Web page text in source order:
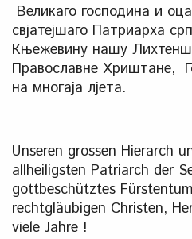
Великаго господина и
свјатејшаго Патриарха
Књежевину нашу
Православне Хриштане,
на многаја лјета.
Unseren grossen Hierarch
allheiligsten Patriarch der
gottbeschütztes
rechtgläubigen Christen,
viele Jahre !